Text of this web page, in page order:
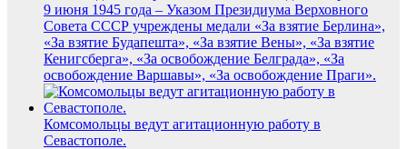
9 июня 1945 года – Указом Президиума Верховного
Совета СССР учреждены медали «За взятие Берлина»,
«За взятие Будапешта», «За взятие Вены», «За взятие
Кенигсберга», «За освобождение Белграда», «За
освобождение Варшавы», «За освобождение Праги».
Комсомольцы ведут агитационную работу в
Севастополе.